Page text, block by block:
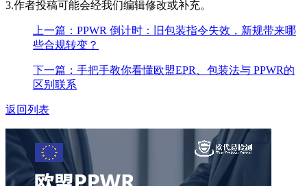
3.作者投稿可能会经我们编辑修改或补充。
上一篇：PPWR 倒计时：旧包装指令失效，新规带来哪
些合规转变？
下一篇：手把手教你看懂欧盟EPR、包装法与 PPWR的
区别联系
返回列表